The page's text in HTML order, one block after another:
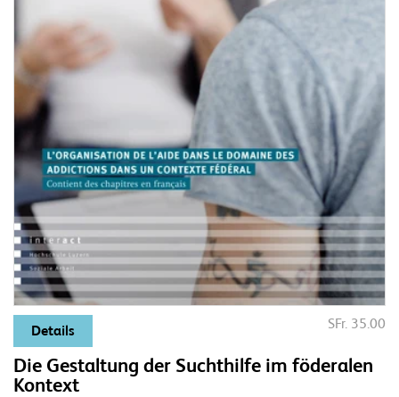
Details SFr. 35.00
Die Gestaltung der Suchthilfe im föderalen
Kontext